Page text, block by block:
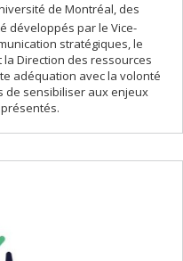
de Montréal, des
développés par le Vice-
stratégiques, le
Direction des ressources
adéquation avec la volonté
de sensibiliser aux enjeux